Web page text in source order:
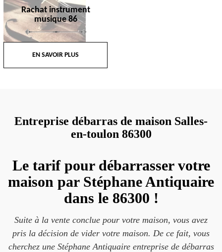
Rachat instrument
musique 86
EN SAVOIR PLUS
Entreprise débarras de maison Salles-
en-toulon 86300
Le tarif pour débarrasser votre
maison par Stéphane Antiquaire
dans le 86300 !
Suite à la vente conclue pour votre maison, vous avez
pris la décision de vider votre maison. De ce fait, vous
cherchez une Stéphane Antiquaire entreprise de débarras